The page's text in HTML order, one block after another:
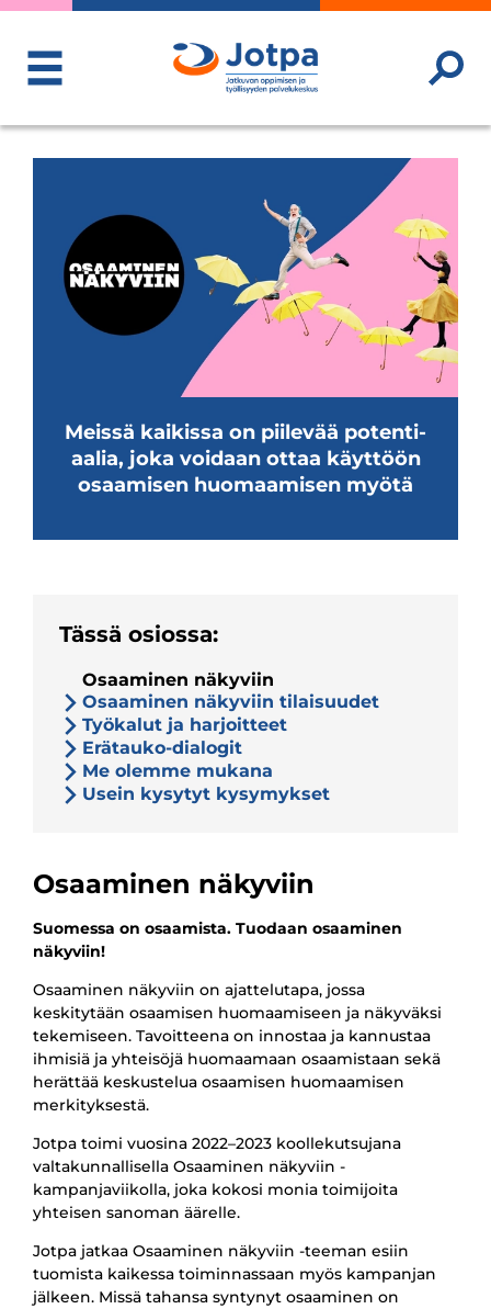
ToggleMenu
Meissä kai­kissa on pii­le­vää poten­ti­
aa­lia, joka voi­daan ottaa käyt­töön
osaa­mi­sen huo­maa­mi­sen myötä
Tässä osiossa:
Osaaminen näkyviin
Osaaminen näkyviin tilaisuudet
Työkalut ja harjoitteet
Erätauko-dialogit
Me olemme mukana
Usein kysytyt kysymykset
Osaaminen näkyviin
Suomessa on osaamista. Tuodaan osaaminen
näkyviin!
Osaaminen näkyviin on ajattelutapa, jossa
keskitytään osaamisen huomaamiseen ja näkyväksi
tekemiseen. Tavoitteena on innostaa ja kannustaa
ihmisiä ja yhteisöjä huomaamaan osaamistaan sekä
herättää keskustelua osaamisen huomaamisen
merkityksestä.
Jotpa toimi vuosina 2022–2023 koollekutsujana
valtakunnallisella Osaaminen näkyviin -
kampanjaviikolla, joka kokosi monia toimijoita
yhteisen sanoman äärelle.
Jotpa jatkaa Osaaminen näkyviin -teeman esiin
tuomista kaikessa toiminnassaan myös kampanjan
jälkeen. Missä tahansa syntynyt osaaminen on